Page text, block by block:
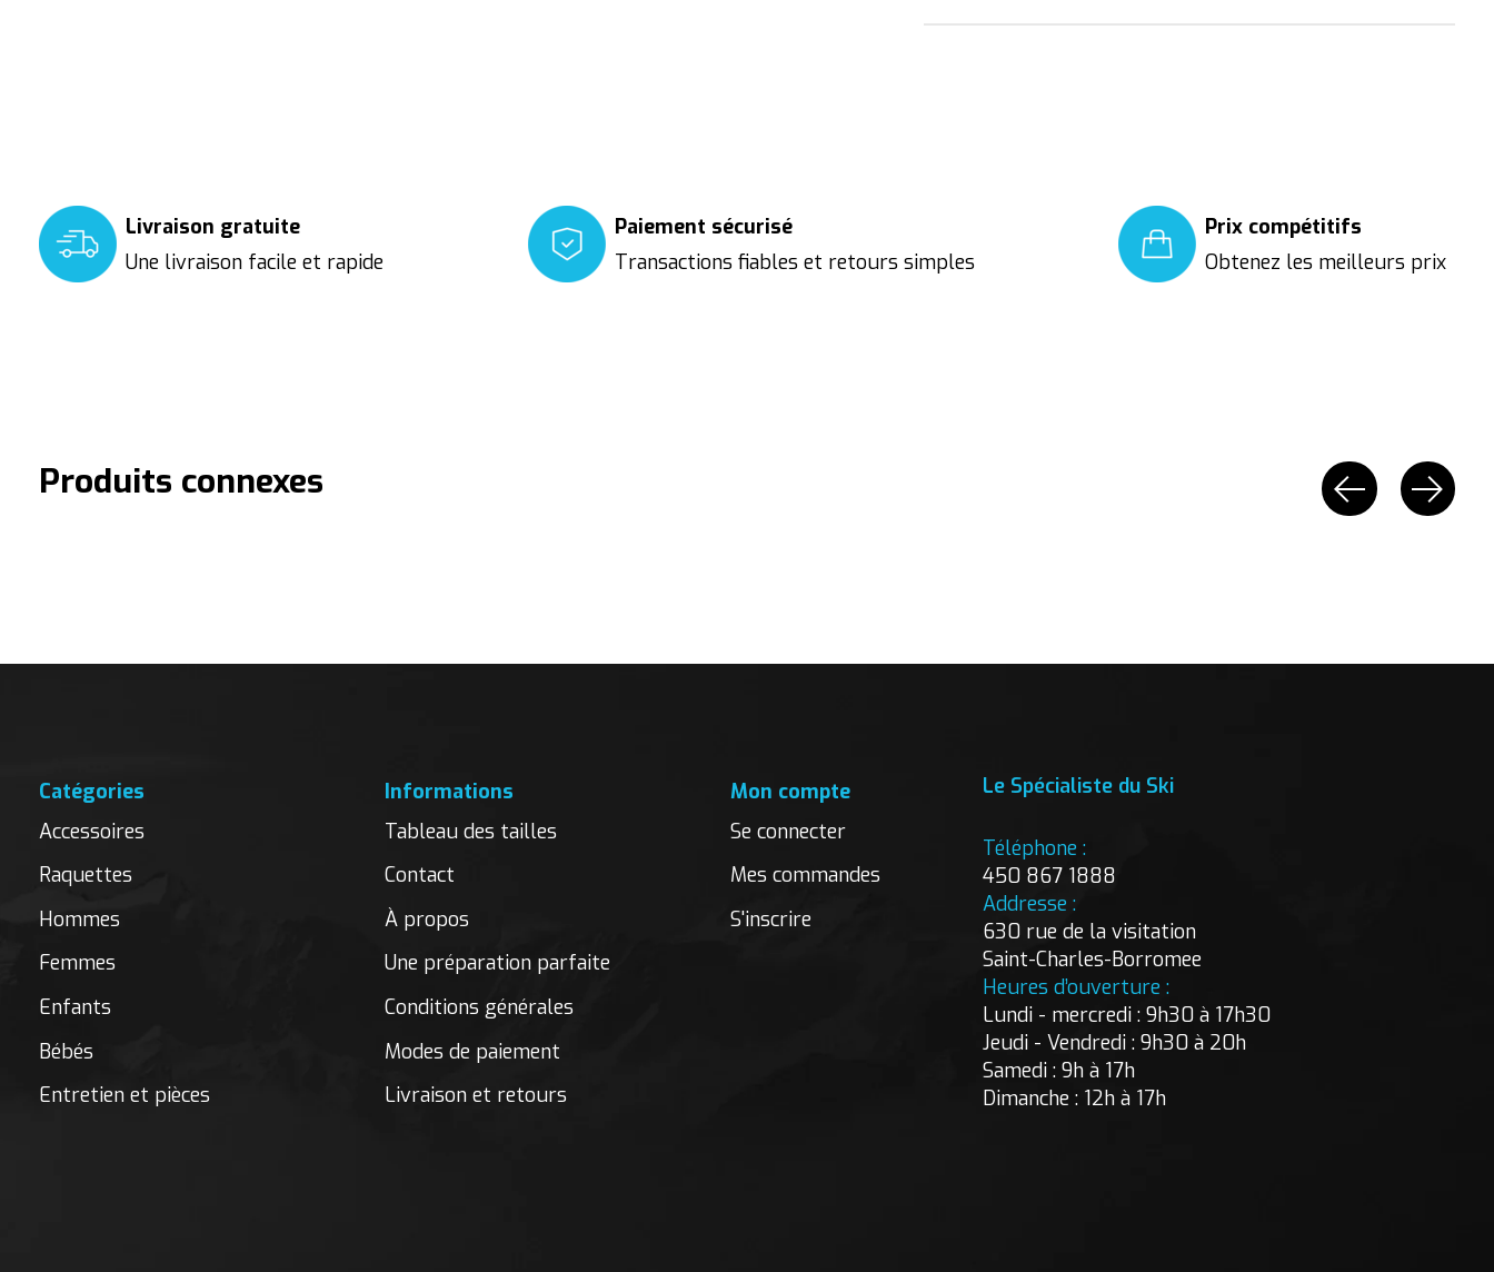
Livraison gratuite
Une livraison facile et rapide
Paiement sécurisé
Transactions fiables et retours simples
Prix compétitifs
Obtenez les meilleurs prix
Produits connexes
Catégories
Accessoires
Raquettes
Hommes
Femmes
Enfants
Bébés
Entretien et pièces
Informations
Tableau des tailles
Contact
À propos
Une préparation parfaite
Conditions générales
Modes de paiement
Livraison et retours
Mon compte
Se connecter
Mes commandes
S'inscrire
Le Spécialiste du Ski
Téléphone :
450 867 1888
Addresse :
630 rue de la visitation
Saint-Charles-Borromee
Heures d’ouverture :
Lundi - mercredi : 9h30 à 17h30
Jeudi - Vendredi : 9h30 à 20h
Samedi : 9h à 17h
Dimanche : 12h à 17h